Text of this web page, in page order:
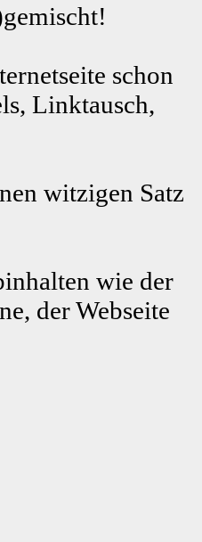
schon
Linktausch,
witzigen Satz
wie der
der Webseite